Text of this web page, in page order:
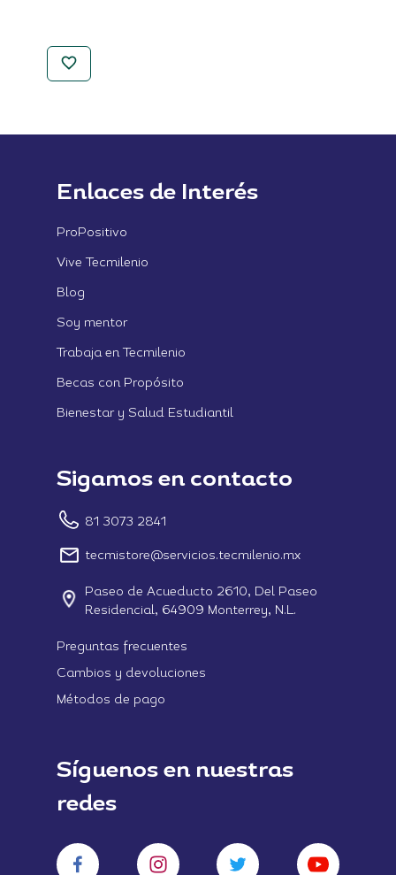
Enlaces de Interés
ProPositivo
Vive Tecmilenio
Blog
Soy mentor
Trabaja en Tecmilenio
Becas con Propósito
Bienestar y Salud Estudiantil
Sigamos en contacto
81 3073 2841
tecmistore@servicios.tecmilenio.mx
Paseo de Acueducto 2610, Del Paseo
Residencial, 64909 Monterrey, N.L.
Preguntas frecuentes
Cambios y devoluciones
Métodos de pago
Síguenos en nuestras
redes